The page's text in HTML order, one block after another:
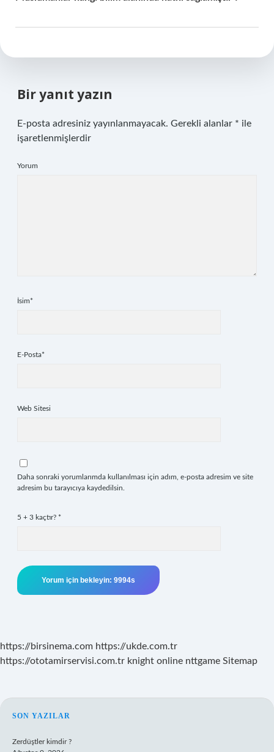
Bir yanıt yazın
E-posta adresiniz yayınlanmayacak. Gerekli alanlar * ile
işaretlenmişlerdir
Yorum
İsim*
E-Posta*
Web Sitesi
Daha sonraki yorumlarımda kullanılması için adım, e-posta adresim ve site
adresim bu tarayıcıya kaydedilsin.
5 + 3 kaçtır? *
https://birsinema.com https://ukde.com.tr
https://ototamirservisi.com.tr knight online nttgame Sitemap
SIDEBAR
SON YAZILAR
Zerdüştler kimdir ?